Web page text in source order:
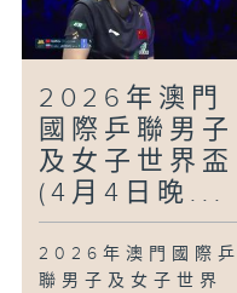
2026年澳門
國際乒聯男子
及女子世界盃
(4月4日晚...
2026年澳門國際乒
聯男子及女子世界